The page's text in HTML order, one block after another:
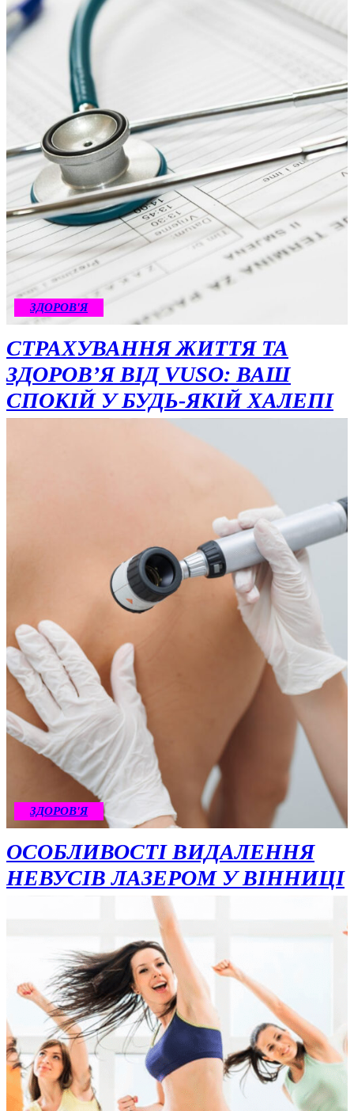
ЗДОРОВ'Я
СТРАХУВАННЯ ЖИТТЯ ТА
ЗДОРОВʼЯ ВІД VUSO: ВАШ
СПОКІЙ У БУДЬ-ЯКІЙ ХАЛЕПІ
ЗДОРОВ'Я
ОСОБЛИВОСТІ ВИДАЛЕННЯ
НЕВУСІВ ЛАЗЕРОМ У ВІННИЦІ